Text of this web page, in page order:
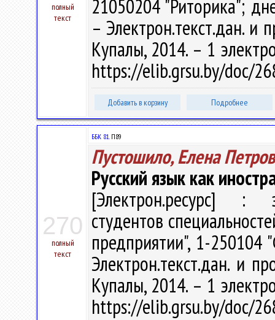
полный
текст
21050204 "Риторика";
– Электрон.текст.дан. и
Купалы, 2014. – 1
https://elib.grsu.by/doc/
Добавить в корзину Подробнее
270
полный
текст
ББК 81.П89
Пустошило, Елена
Русский язык как
[Электрон.ресурс] :
студентов
предприятии", 1-
Электрон.текст.дан. и
Купалы, 2014. – 1
https://elib.grsu.by/doc/